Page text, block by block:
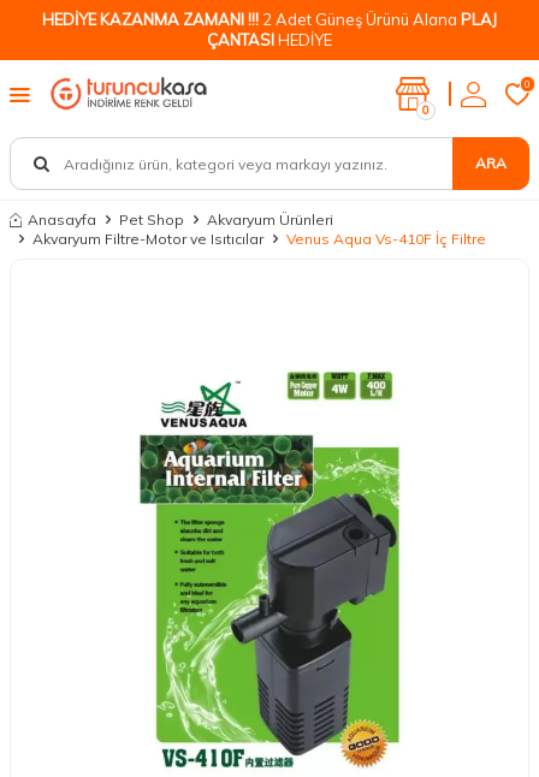
HEDİYE KAZANMA ZAMANI !!! 2 Adet Güneş Ürünü Alana PLAJ
ÇANTASIHEDİYE
ARA
0
0
Anasayfa Pet Shop
Akvaryum Ürünleri
Akvaryum Filtre-Motor ve Isıtıcılar
Venus Aqua Vs-410F İç Filtre